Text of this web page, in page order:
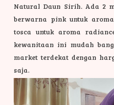
Natural Daun Sirih. Ada 2
berwarna pink untuk
tosca untuk aroma
kewanitaan ini mudah
market terdekat dengan
saja.